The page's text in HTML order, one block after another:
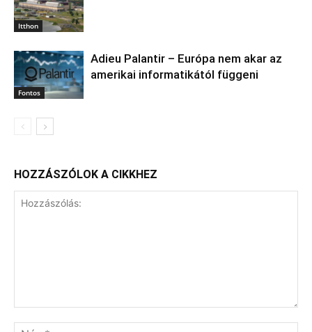
Itthon
Fontos
Adieu Palantir – Európa nem akar az
amerikai informatikától függeni
HOZZÁSZÓLOK A CIKKHEZ